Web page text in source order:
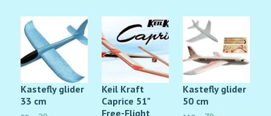
Kastefly glider
33 cm
Keil Kraft
Caprice 51"
Free-Flight
Kastefly glider
50 cm